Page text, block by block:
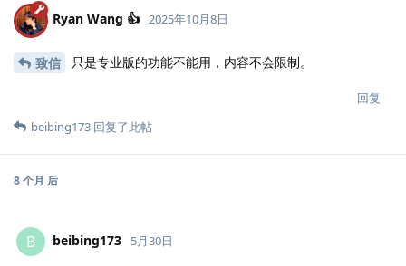
Ryan Wang 👍 2025年10月8日
致信 只是专业版的功能不能用，内容不会限制。
回复
beibing173 回复了此帖
8 个月 后
B beibing173 5月30日